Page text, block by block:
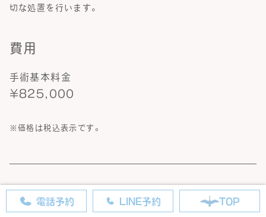
切な処置を行います。
費用
手術基本料金
¥825,000
※価格は税込表示です。
【さかさまつげ治療
電話予約 LINE予約 TOP